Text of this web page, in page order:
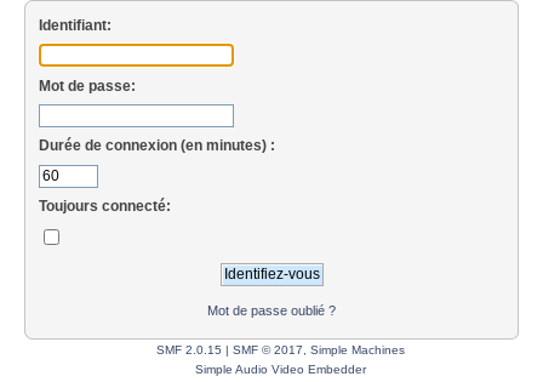
Identifiant:
Mot de passe:
Durée de connexion (en minutes) :
Toujours connecté:
Mot de passe oublié ?
SMF 2.0.15 | SMF © 2017
Simple Machines
Simple Audio Video Embedder